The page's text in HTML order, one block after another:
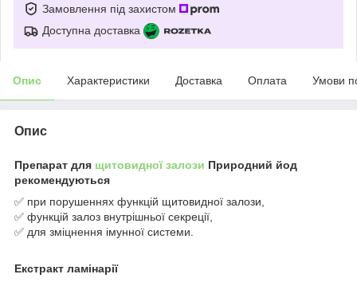
Замовлення під захистом
Доступна доставка
Опис Характеристики Доставка Оплата Умови
Опис
Препарат для щитовидної залози Природний йод
рекомендуються
✅ при порушеннях функцій щитовидної залози,
✅ функцій залоз внутрішньої секреції,
✅ для зміцнення імунної системи.
Екстракт ламінарії